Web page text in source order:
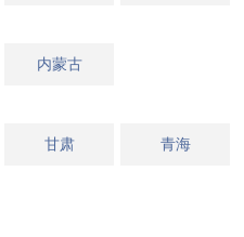
内蒙古
甘肃 青海